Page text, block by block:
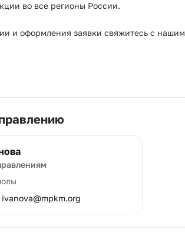
во все регионы России.
и оформления заявки свяжитесь с
ivanova@mpkm.org